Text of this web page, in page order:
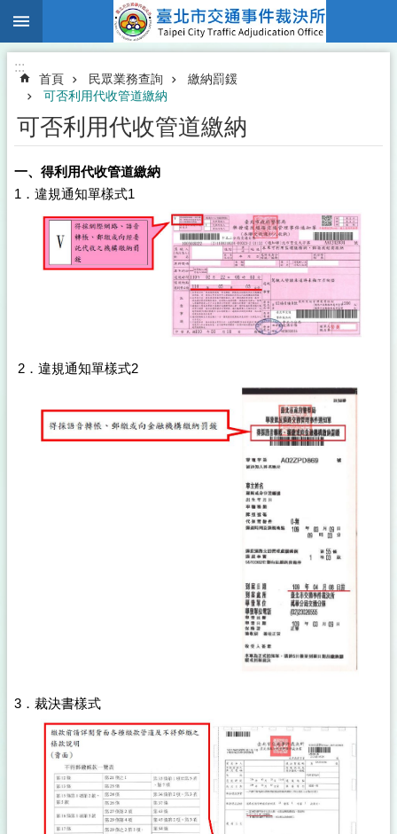
跳到主要內容區塊
:::
首頁 民眾業務查詢
繳納罰鍰
可否利用代收管道繳納
可否利用代收管道繳納
一、得利用代收管道繳納
1．違規通知單樣式1
2．違規通知單樣式2
3．裁決書樣式